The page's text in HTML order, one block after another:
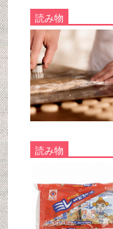
読み物
読み物